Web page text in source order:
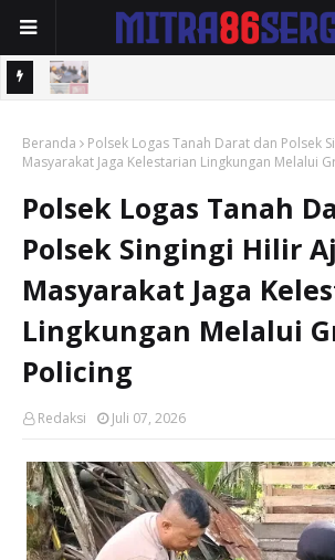
Kapolres Batubara Terima Audiensi
Hatta
Beranda
Polsek Logas Tanah Darat dan Polsek
Masyarakat Jaga Kelestarian Lingkungan Melalui
Polsek Logas Tanah
Polsek Singingi Hilir
Masyarakat Jaga
Lingkungan Melalui
Policing
Redaksi Juli 07, 2026